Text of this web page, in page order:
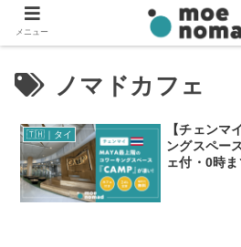
ノマドカフェ
🇹🇭｜タイ
【チェンマ
ングスペー
ェ付・0時
メニュー